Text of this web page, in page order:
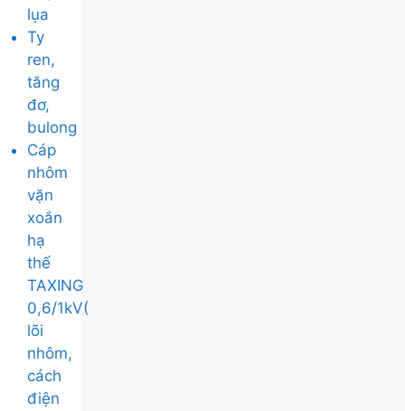
lụa
Ty
ren,
tăng
đơ,
bulong
Cáp
nhôm
vặn
xoắn
hạ
thế
TAXING
0,6/1kV(
lõi
nhôm,
cách
điện